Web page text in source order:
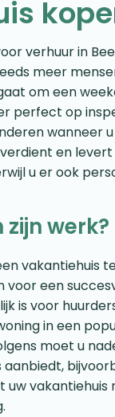
verhuur in
meer
om een
perfect op
wanneer
en
u er ook
werk?
vakantiehuis
voor een
is voor
in een
moet u